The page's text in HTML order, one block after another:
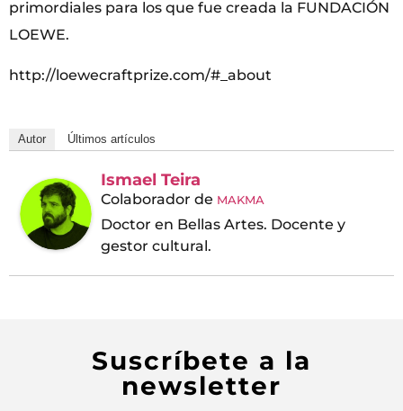
primordiales para los que fue creada la FUNDACIÓN
LOEWE.
http://loewecraftprize.com/#_about
Autor Últimos artículos
Ismael Teira
Colaborador de MAKMA
Doctor en Bellas Artes. Docente y
gestor cultural.
Suscríbete a la
newsletter